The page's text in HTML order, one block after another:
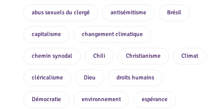
abus sexuels du clergé antisémitisme Brésil
capitalisme changement climatique
chemin synodal Chili Christianisme Climat
cléricalisme Dieu droits humains
Démocratie environnement espérance